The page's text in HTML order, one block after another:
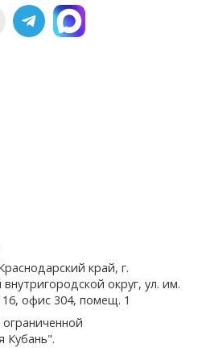
край, г.
округ, ул. им.
офис 304, помещ. 1
Кубань".